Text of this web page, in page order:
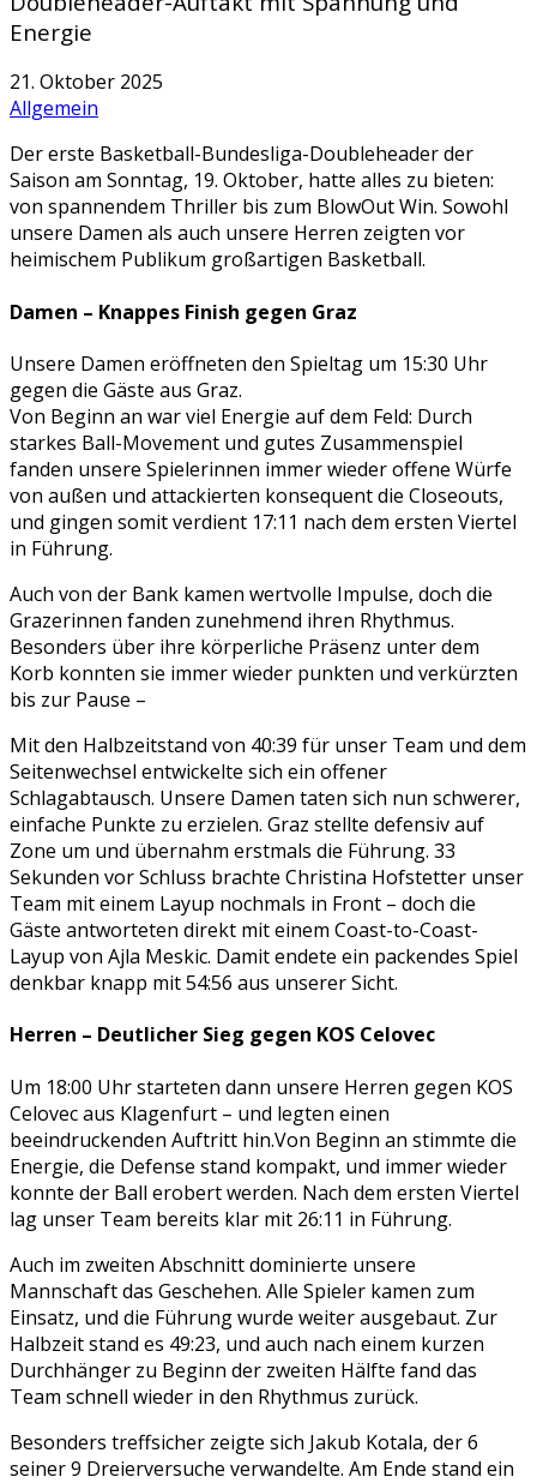
Energie
21. Oktober 2025
Allgemein
Der erste Basketball-Bundesliga-Doubleheader der
Saison am Sonntag, 19. Oktober, hatte alles zu bieten:
von spannendem Thriller bis zum BlowOut Win. Sowohl
unsere Damen als auch unsere Herren zeigten vor
heimischem Publikum großartigen Basketball.
Damen – Knappes Finish gegen Graz
Unsere Damen eröffneten den Spieltag um 15:30 Uhr
gegen die Gäste aus Graz.
Von Beginn an war viel Energie auf dem Feld: Durch
starkes Ball-Movement und gutes Zusammenspiel
fanden unsere Spielerinnen immer wieder offene Würfe
von außen und attackierten konsequent die Closeouts,
und gingen somit verdient 17:11 nach dem ersten Viertel
in Führung.
Auch von der Bank kamen wertvolle Impulse, doch die
Grazerinnen fanden zunehmend ihren Rhythmus.
Besonders über ihre körperliche Präsenz unter dem
Korb konnten sie immer wieder punkten und verkürzten
bis zur Pause –
Mit den Halbzeitstand von 40:39 für unser Team und dem
Seitenwechsel entwickelte sich ein offener
Schlagabtausch. Unsere Damen taten sich nun schwerer,
einfache Punkte zu erzielen. Graz stellte defensiv auf
Zone um und übernahm erstmals die Führung. 33
Sekunden vor Schluss brachte Christina Hofstetter unser
Team mit einem Layup nochmals in Front – doch die
Gäste antworteten direkt mit einem Coast-to-Coast-
Layup von Ajla Meskic. Damit endete ein packendes Spiel
denkbar knapp mit 54:56 aus unserer Sicht.
Herren – Deutlicher Sieg gegen KOS Celovec
Um 18:00 Uhr starteten dann unsere Herren gegen KOS
Celovec aus Klagenfurt – und legten einen
beeindruckenden Auftritt hin.Von Beginn an stimmte die
Energie, die Defense stand kompakt, und immer wieder
konnte der Ball erobert werden. Nach dem ersten Viertel
lag unser Team bereits klar mit 26:11 in Führung.
Auch im zweiten Abschnitt dominierte unsere
Mannschaft das Geschehen. Alle Spieler kamen zum
Einsatz, und die Führung wurde weiter ausgebaut. Zur
Halbzeit stand es 49:23, und auch nach einem kurzen
Durchhänger zu Beginn der zweiten Hälfte fand das
Team schnell wieder in den Rhythmus zurück.
Besonders treffsicher zeigte sich Jakub Kotala, der 6
seiner 9 Dreierversuche verwandelte. Am Ende stand ein